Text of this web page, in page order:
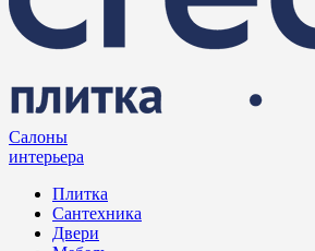
Салоны
интерьера
Плитка
Сантехника
Двери